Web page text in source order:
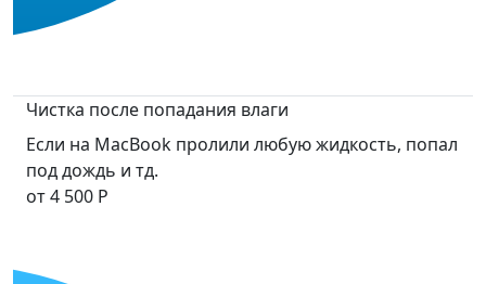
Чистка после попадания влаги
Если на MacBook пролили любую жидкость, попал
под дождь и тд.
от 4 500 Р